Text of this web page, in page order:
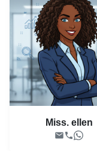
Miss. ellen